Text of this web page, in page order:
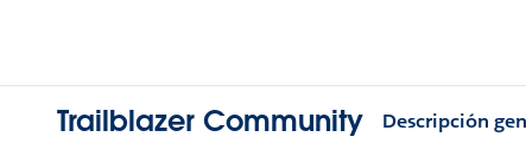
Trailblazer Community Descripción